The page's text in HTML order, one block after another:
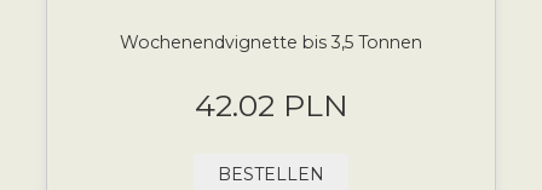
Wochenendvignette bis 3,5 Tonnen
42.02 PLN
BESTELLEN